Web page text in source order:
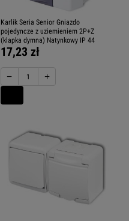
Karlik Seria Senior Gniazdo
pojedyncze z uziemieniem 2P+Z
(klapka dymna) Natynkowy IP 44
17,23 zł
− +